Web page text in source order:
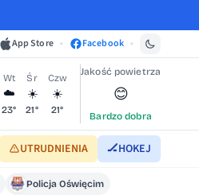
App Store • Facebook •
Wt
☁️
23°
Śr
☀️
21°
Czw
☀️
21°
Jakość powietrza
😊
Bardzo dobra
UTRUDNIENIA 🏒HOKEJ
Policja Oświęcim